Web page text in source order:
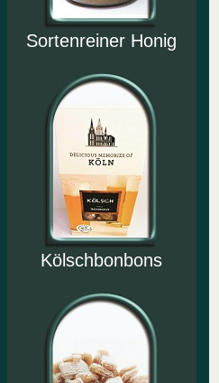
Sortenreiner Honig
Kölschbonbons